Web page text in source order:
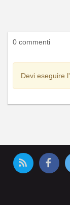
0 commenti
Devi eseguire